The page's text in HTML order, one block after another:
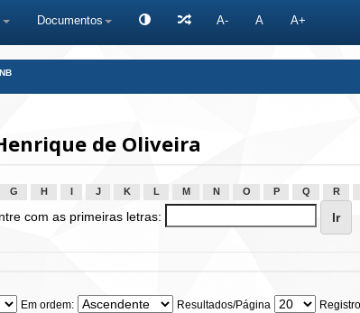
Documentos A- A A+
de Oliveira
G H J K L M N O P Q R
com as primeiras letras:
Em ordem: Resultados/Página